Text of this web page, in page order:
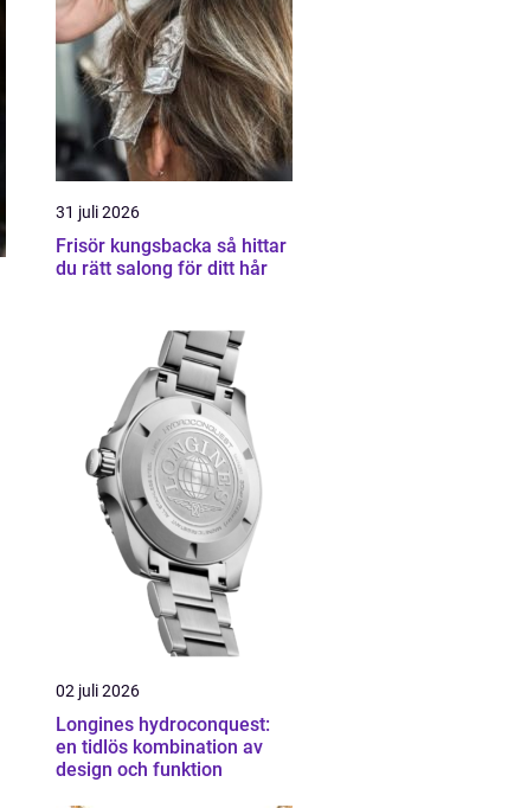
31 juli 2026
Frisör kungsbacka så hittar
du rätt salong för ditt hår
02 juli 2026
Longines hydroconquest:
en tidlös kombination av
design och funktion